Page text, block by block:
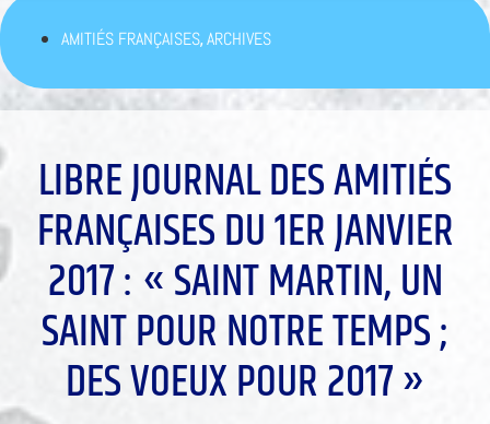
AMITIÉS FRANÇAISES,ARCHIVES
LIBRE JOURNAL DES AMITIÉS
FRANÇAISES DU 1ER JANVIER
2017 : « SAINT MARTIN, UN
SAINT POUR NOTRE TEMPS ;
DES VOEUX POUR 2017 »